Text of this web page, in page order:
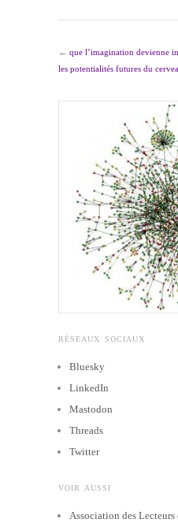
← que l’imagination devienne
les potentialités futures du
RÉSEAUX SOCIAUX
Bluesky
LinkedIn
Mastodon
Threads
Twitter
VOIR AUSSI
Association des Lecteurs